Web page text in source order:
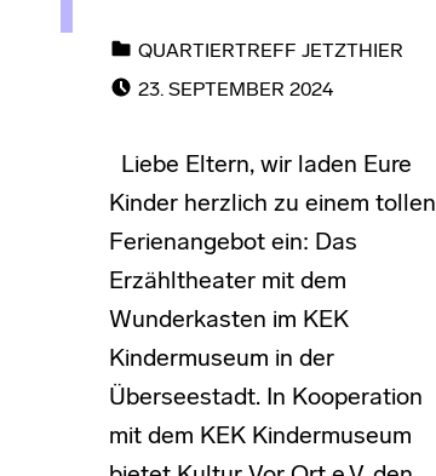
QUARTIERTREFF JETZTHIER
23. SEPTEMBER 2024
Liebe Eltern, wir laden Eure
Kinder herzlich zu einem tollen
Ferienangebot ein: Das
Erzähltheater mit dem
Wunderkasten im KEK
Kindermuseum in der
Überseestadt. In Kooperation
mit dem KEK Kindermuseum